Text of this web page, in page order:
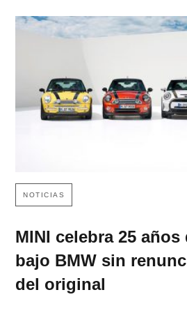
NOTICIAS
MINI celebra 25
bajo BMW sin
del original